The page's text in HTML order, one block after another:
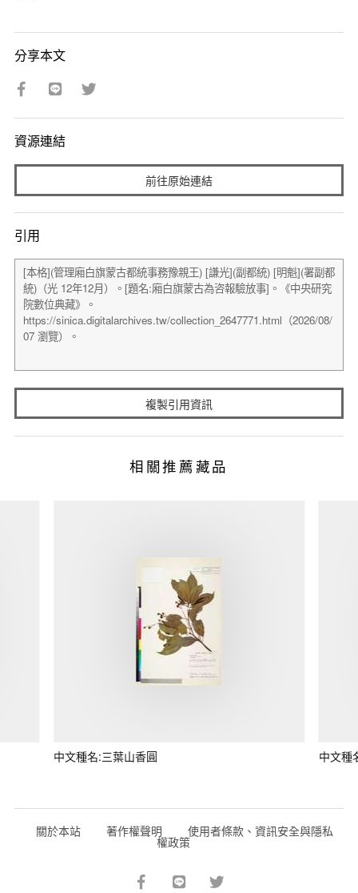
分享本文
資源連結
前往原始連結
引用
複製引用資訊
相關推薦藏品
中文種名:三葉山香圓 中文種
關於本站 著作權聲明 使用者條款、資訊安全與隱私
權政策